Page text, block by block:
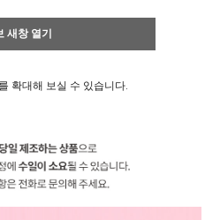
새창 열기
확대해 보실 수 있습니다.